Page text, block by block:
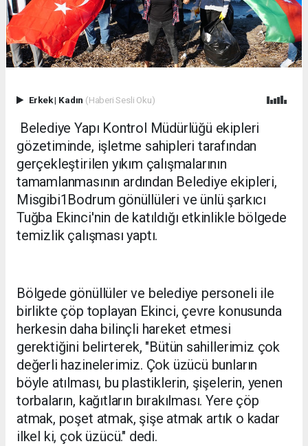
Erkek| Kadın (Haberi Sesli Oku)
Belediye Yapı Kontrol Müdürlüğü ekipleri
gözetiminde, işletme sahipleri tarafından
gerçekleştirilen yıkım çalışmalarının
tamamlanmasının ardından Belediye ekipleri,
Misgibi1Bodrum gönüllüleri ve ünlü şarkıcı
Tuğba Ekinci'nin de katıldığı etkinlikle bölgede
temizlik çalışması yaptı.
Bölgede gönüllüler ve belediye personeli ile
birlikte çöp toplayan Ekinci, çevre konusunda
herkesin daha bilinçli hareket etmesi
gerektiğini belirterek, "Bütün sahillerimiz çok
değerli hazinelerimiz. Çok üzücü bunların
böyle atılması, bu plastiklerin, şişelerin, yenen
torbaların, kağıtların bırakılması. Yere çöp
atmak, poşet atmak, şişe atmak artık o kadar
ilkel ki, çok üzücü." dedi.